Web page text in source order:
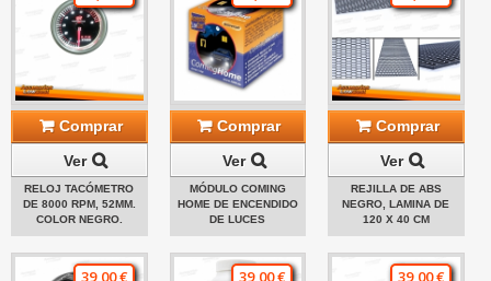
Comprar
Ver
RELOJ TACÓMETRO
DE 8000 RPM, 52MM.
COLOR NEGRO.
Comprar
Ver
MÓDULO COMING
HOME DE ENCENDIDO
DE LUCES
Comprar
Ver
REJILLA DE ABS
NEGRO, LAMINA DE
120 X 40 CM
39,00 € 39,00 € 39,00 €